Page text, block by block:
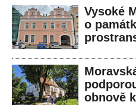
Vysoké
o
obnově